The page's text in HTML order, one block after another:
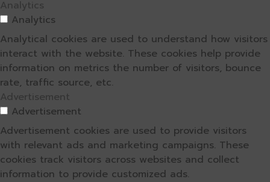
Analytics
Analytics
Analytical cookies are used to understand how visitors
interact with the website. These cookies help provide
information on metrics the number of visitors, bounce
rate, traffic source, etc.
Advertisement
Advertisement
Advertisement cookies are used to provide visitors
with relevant ads and marketing campaigns. These
cookies track visitors across websites and collect
information to provide customized ads.